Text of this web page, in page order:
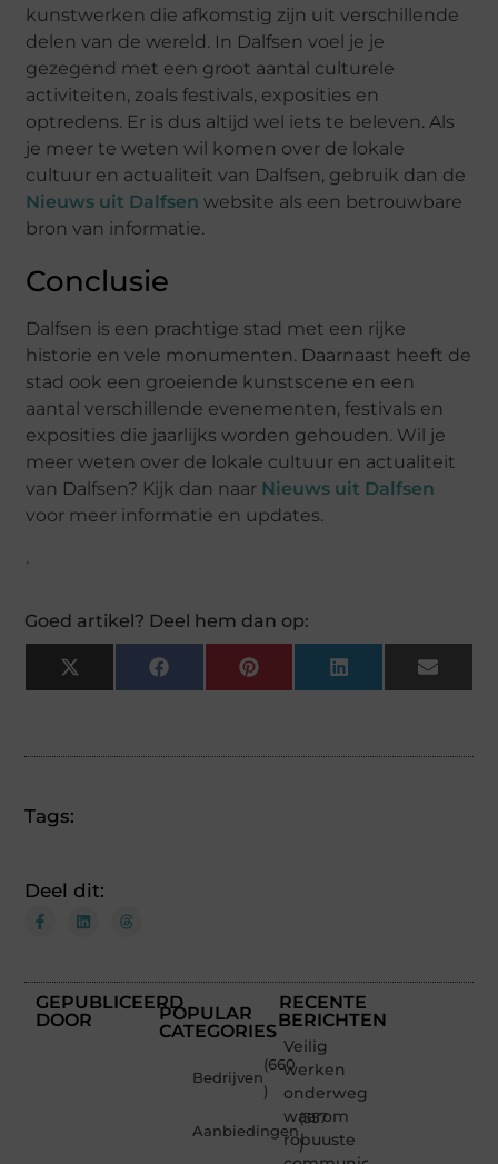
kunstwerken die afkomstig zijn uit verschillende
delen van de wereld. In Dalfsen voel je je
gezegend met een groot aantal culturele
activiteiten, zoals festivals, exposities en
optredens. Er is dus altijd wel iets te beleven. Als
je meer te weten wil komen over de lokale
cultuur en actualiteit van Dalfsen, gebruik dan de
Nieuws uit Dalfsen website als een betrouwbare
bron van informatie.
Conclusie
Dalfsen is een prachtige stad met een rijke
historie en vele monumenten. Daarnaast heeft de
stad ook een groeiende kunstscene en een
aantal verschillende evenementen, festivals en
exposities die jaarlijks worden gehouden. Wil je
meer weten over de lokale cultuur en actualiteit
van Dalfsen? Kijk dan naar Nieuws uit Dalfsen
voor meer informatie en updates.
.
Goed artikel? Deel hem dan op:
X
(Twitter)
FacebookPinterestLinkedInEmail
Tags:
Deel dit:
GEPUBLICEERD
DOOR
POPULAR
CATEGORIES
Bedrijven
(660
)
Aanbiedingen
(357
)
RECENTE
BERICHTEN
Veilig
werken
onderweg:
waarom
robuuste